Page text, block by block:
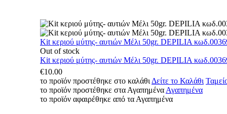
Kit κεριού μύτης- αυτιών Μέλι 50gr. DEPILIA
Out of stock
Kit κεριού μύτης- αυτιών Μέλι 50gr. DEPILIA
€10.00
το προϊόν προστέθηκε στο καλάθι Δείτε το Καλάθι
το προϊόν προστέθηκε στα Αγαπημένα Αγαπημένα
το προϊόν αφαιρέθηκε από τα Αγαπημένα